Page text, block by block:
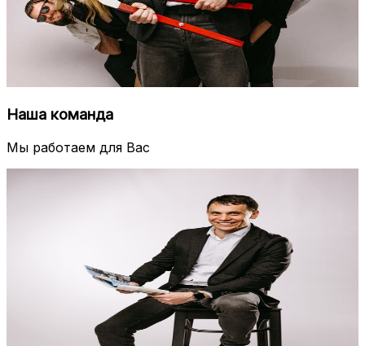
Наша команда
Мы работаем для Вас